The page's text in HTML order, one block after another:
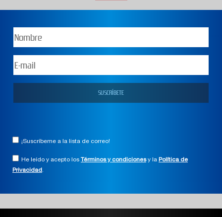
¡Suscríbeme a la lista de correo!
He leído y acepto los Términos y condicionesy la Política de
Privacidad.